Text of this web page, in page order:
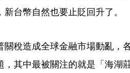
新台幣自然也要止貶回升了。
關稅造成全球金融市場動亂，
，其中最被關注的就是「海湖